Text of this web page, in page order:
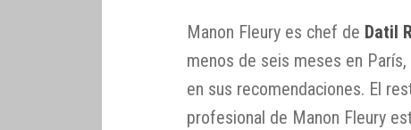
Manon Fleury es chef de Datil
menos de seis meses en
en sus recomendaciones. El
profesional de Manon Fleury